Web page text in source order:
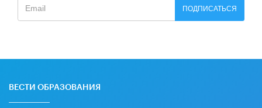
ПОДПИСАТЬСЯ
ВЕСТИ ОБРАЗОВАНИЯ